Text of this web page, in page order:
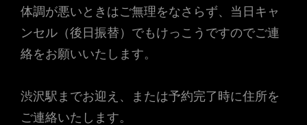
体調が悪いときはご無理をなさらず、当日キャ
ンセル（後日振替）でもけっこうですのでご連
絡をお願いいたします。
渋沢駅までお迎え、または予約完了時に住所を
ご連絡いたします。